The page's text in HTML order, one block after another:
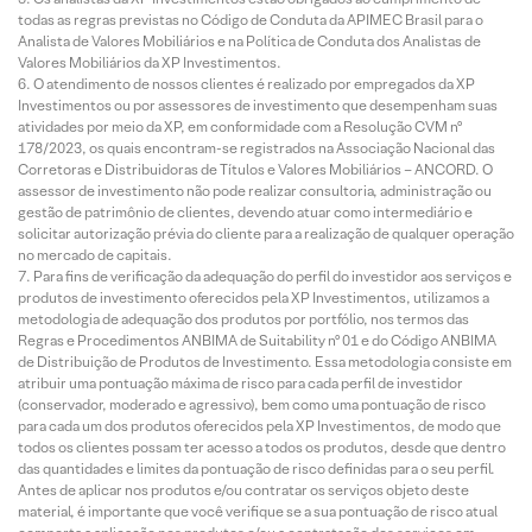
todas as regras previstas no Código de Conduta da APIMEC Brasil para o
Analista de Valores Mobiliários e na Política de Conduta dos Analistas de
Valores Mobiliários da XP Investimentos.
O atendimento de nossos clientes é realizado por empregados da XP
Investimentos ou por assessores de investimento que desempenham suas
atividades por meio da XP, em conformidade com a Resolução CVM nº
178/2023, os quais encontram-se registrados na Associação Nacional das
Corretoras e Distribuidoras de Títulos e Valores Mobiliários – ANCORD. O
assessor de investimento não pode realizar consultoria, administração ou
gestão de patrimônio de clientes, devendo atuar como intermediário e
solicitar autorização prévia do cliente para a realização de qualquer operação
no mercado de capitais.
Para fins de verificação da adequação do perfil do investidor aos serviços e
produtos de investimento oferecidos pela XP Investimentos, utilizamos a
metodologia de adequação dos produtos por portfólio, nos termos das
Regras e Procedimentos ANBIMA de Suitability nº 01 e do Código ANBIMA
de Distribuição de Produtos de Investimento. Essa metodologia consiste em
atribuir uma pontuação máxima de risco para cada perfil de investidor
(conservador, moderado e agressivo), bem como uma pontuação de risco
para cada um dos produtos oferecidos pela XP Investimentos, de modo que
todos os clientes possam ter acesso a todos os produtos, desde que dentro
das quantidades e limites da pontuação de risco definidas para o seu perfil.
Antes de aplicar nos produtos e/ou contratar os serviços objeto deste
material, é importante que você verifique se a sua pontuação de risco atual